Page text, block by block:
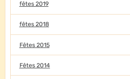
fêtes 2019
fêtes 2018
Fêtes 2015
Fêtes 2014